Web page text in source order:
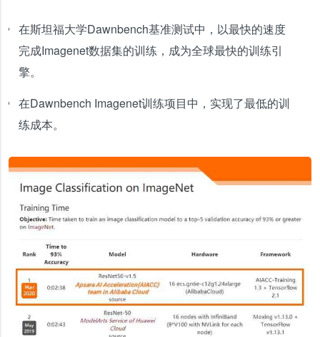
在斯坦福大学Dawnbench基准测试中，以最快的速度
完成Imagenet数据集的训练，成为全球最快的训练引
擎。
在Dawnbench Imagenet训练项目中，实现了最低的训
练成本。